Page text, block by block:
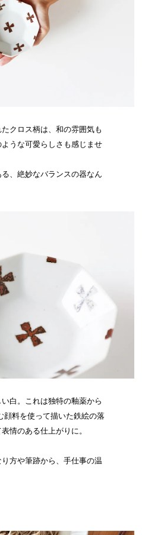
クロス柄は、和の雰囲気も
うな可愛らしさも感じませ
、絶妙なバランスの器なん
白。これは独特の釉薬から
顔料を使って描いた鉄絵の落
情のある仕上がりに。
方や筆跡から、手仕事の温